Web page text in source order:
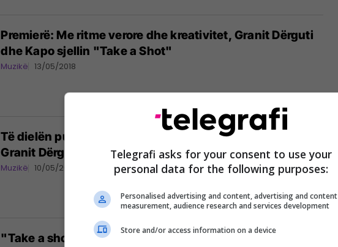
Premierë: Me ritme verore dhe kreativitet, Granit Dërguti
dhe Kapo sjellin "Take a Shot"
Muzikë 13/05/2018
Të dielën publikohet "Take a shot" nga Capital T dhe
Granit Dërguti
Muzikë 10/05/2018
"Take a shot" bënë bashkë Granit Dërgutin dhe Capital
Telegrafi asks for your consent to use your
personal data for the following purposes:
Personalised advertising and content, advertising and content
measurement, audience research and services development
Store and/or access information on a device